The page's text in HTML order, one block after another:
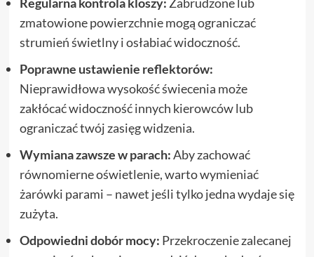
zmatowione powierzchnie mogą ograniczać
strumień świetlny i osłabiać widoczność.
Poprawne ustawienie reflektorów:
Nieprawidłowa wysokość świecenia może
zakłócać widoczność innych kierowców lub
ograniczać twój zasięg widzenia.
Wymiana zawsze w parach:Aby zachować
równomierne oświetlenie, warto wymieniać
żarówki parami – nawet jeśli tylko jedna wydaje się
zużyta.
Odpowiedni dobór mocy: Przekroczenie zalecanej